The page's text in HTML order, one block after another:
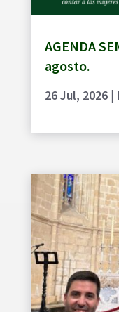
AGENDA
agosto.
26 Jul, 2026|